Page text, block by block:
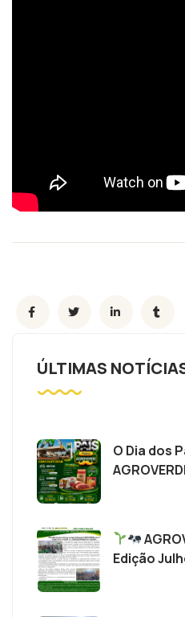
ÚLTIMAS
O Dia dos
Edição